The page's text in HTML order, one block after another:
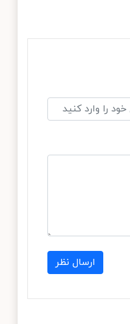
ارسال نظر